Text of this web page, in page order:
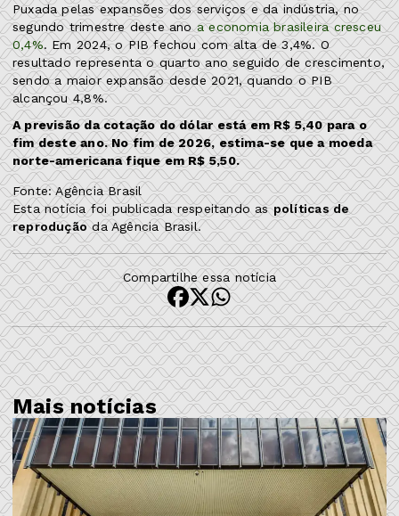
Puxada pelas expansões dos serviços e da indústria, no
segundo trimestre deste anoa economia brasileira cresceu
0,4%. Em 2024, o PIB fechou com alta de 3,4%. O
resultado representa o quarto ano seguido de crescimento,
sendo a maior expansão desde 2021, quando o PIB
alcançou 4,8%.
A previsão da cotação do dólar está em R$ 5,40 para o
fim deste ano. No fim de 2026, estima-se que a moeda
norte-americana fique em R$ 5,50.
Fonte: Agência Brasil
Esta notícia foi publicada respeitando aspolíticas de
reproduçãoda Agência Brasil.
Compartilhe essa notícia
Mais notícias